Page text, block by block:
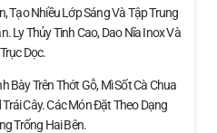
Tạo Nhiều Lớp Sáng Và Tập Trung
Ly Thủy Tinh Cao, Dao Nĩa Inox Và
Dọc.
Bày Trên Thớt Gỗ, Mì Sốt Cà Chua
Cây. Các Món Đặt Theo Dạng
Trống Hai Bên.